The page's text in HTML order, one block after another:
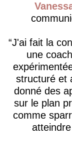
J'ai fait la
une
structuré et
donné des
sur le plan
comme